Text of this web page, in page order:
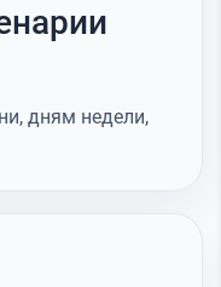
дням недели,